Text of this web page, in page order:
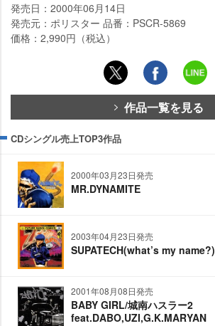
発売日：2000年06月14日
発売元：ポリスター 品番：PSCR-5869
価格：2,990円（税込）
作品一覧を見る
CDシングル売上TOP3作品
2000年03月23日発売
MR.DYNAMITE
2003年04月23日発売
SUPATECH(what’s my name?)
2001年08月08日発売
BABY GIRL/城南ハスラー2
feat.DABO,UZI,G.K.MARYAN